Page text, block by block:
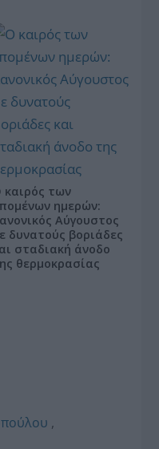
καιρός των
ημερών:
Αύγουστος
δυνατούς βοριάδες
σταδιακή άνοδο
θερμοκρασίας
,